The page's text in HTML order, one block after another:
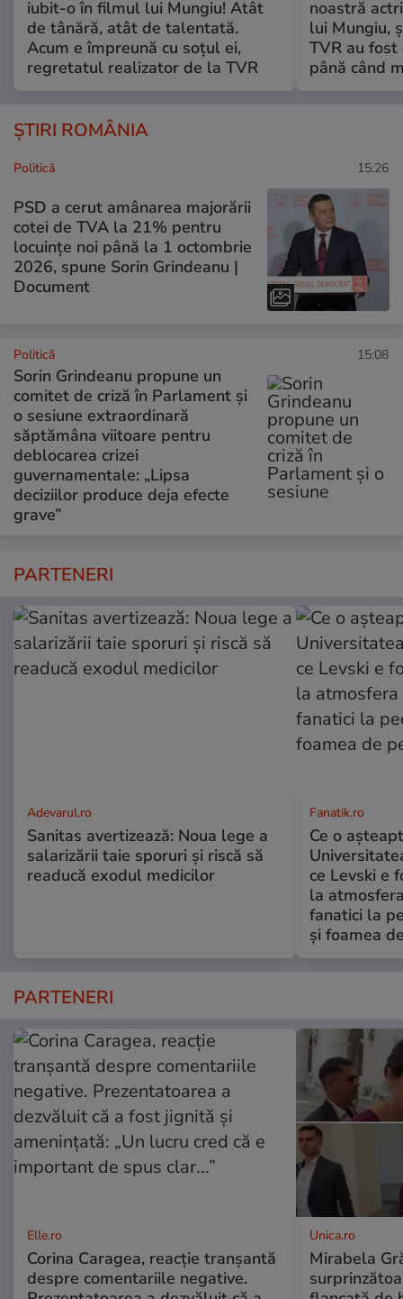
iubit-o în filmul lui Mungiu! Atât
de tânără, atât de talentată.
Acum e împreună cu soțul ei,
regretatul realizator de la TVR
noastră
lui Mungiu,
TVR au
până când
ȘTIRI ROMÂNIA
Politică 15:26
PSD a cerut amânarea majorării
cotei de TVA la 21% pentru
locuințe noi până la 1 octombrie
2026, spune Sorin Grindeanu |
Document
Politică 15:08
Sorin Grindeanu propune un
comitet de criză în Parlament și
o sesiune extraordinară
săptămâna viitoare pentru
deblocarea crizei
guvernamentale: „Lipsa
deciziilor produce deja efecte
grave”
PARTENERI
Adevarul.ro
Sanitas avertizează: Noua lege a
salarizării taie sporuri și riscă să
readucă exodul medicilor
Fanatik.ro
Ce o
ce Levski e
la
fanatici la
şi foamea
PARTENERI
Elle.ro
Corina Caragea, reacție tranșantă
despre comentariile negative.
Unica.ro
Mirabela